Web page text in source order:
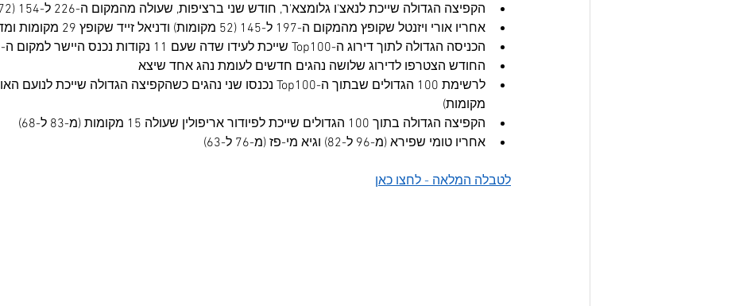
הקפיצה הגדולה שייכת לנאצ'ו גלומצא'ר, חודש שני ברציפות, שעולה מהמקום ה-226 ל-154 (72 מקומות)
אחריו אורי ויזנטל שקופץ מהמקום ה-197 ל-145 (52 מקומות) ודניאל זייד שקופץ 29 מקומות ומדורג כעת 141
הכניסה הגדולה לתוך דירוג ה-Top100 שייכת לעידו שדה שעם 11 נקודות נכנס היישר למקום ה-197
החודש הצטרפו לדירוג שלושה נהגים חדשים לעומת נהג אחד שיצא
מקומות)
הקפיצה הגדולה בתוך 100 הגדולים שייכת לפיודור אריפולין שעולה 15 מקומות (מ-83 ל-68)
אחריו טומי שפירא (מ-96 ל-82) וגיא מי-פז (מ-76 ל-63)
לטבלה המלאה - לחצו כאן